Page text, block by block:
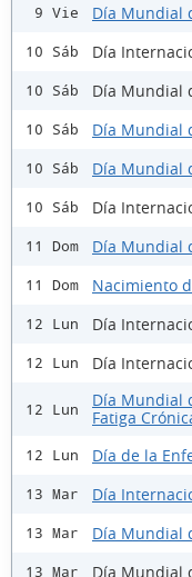
9 Vie Día Mundial
10 Sáb Día
10 Sáb Día Mundial
10 Sáb Día Mundial
10 Sáb Día Mundial
10 Sáb Día
11 Dom Día Mundial
11 Dom Nacimiento
12 Lun Día
12 Lun Día
12 Lun
Día Mundial
Fatiga
12 Lun Día de la
13 Mar Día
13 Mar Día Mundial
13 Mar Día Mundial